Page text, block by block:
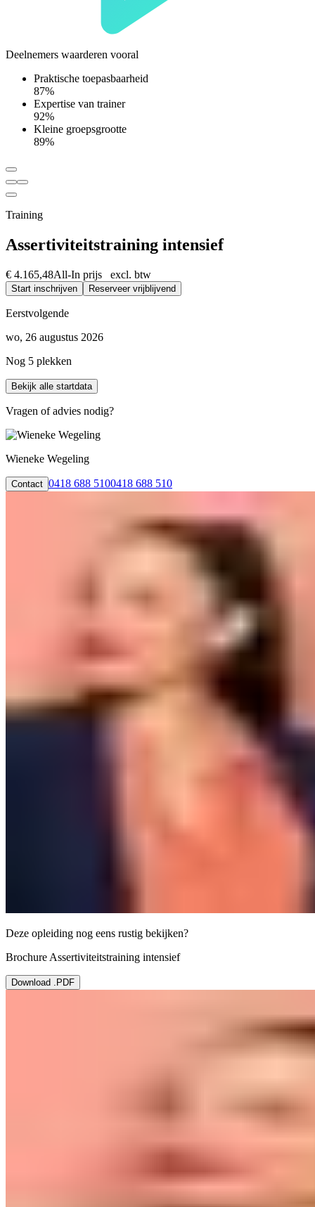
Deelnemers waarderen vooral
Praktische toepasbaarheid
87%
Expertise van trainer
92%
Kleine groepsgrootte
89%
Training
Assertiviteitstraining intensief
€ 4.165,48All-In prijs excl. btw
Start inschrijven Reserveer vrijblijvend
Eerstvolgende
wo, 26 augustus 2026
Nog 5 plekken
Bekijk alle startdata
Vragen of advies nodig?
Wieneke Wegeling
Contact 0418 688 5100418 688 510
Deze opleiding nog eens rustig bekijken?
Brochure Assertiviteitstraining intensief
Download .PDF